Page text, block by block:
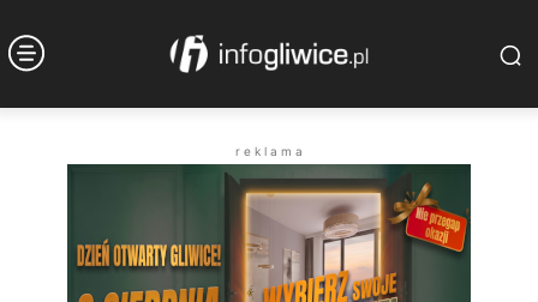
r e k l a m a